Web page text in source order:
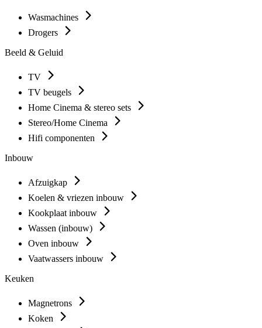
Wasmachines
Drogers
Beeld & Geluid
TV
TV beugels
Home Cinema & stereo sets
Stereo/Home Cinema
Hifi componenten
Inbouw
Afzuigkap
Koelen & vriezen inbouw
Kookplaat inbouw
Wassen (inbouw)
Oven inbouw
Vaatwassers inbouw
Keuken
Magnetrons
Koken